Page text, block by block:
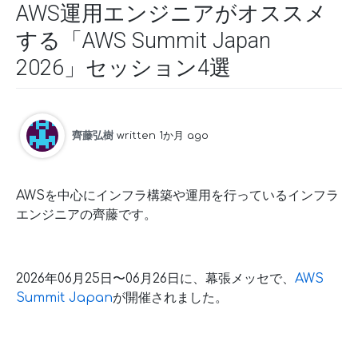
AWS運用エンジニアがオススメ
する「AWS Summit Japan
2026」セッション4選
齊藤弘樹 written 1か月 ago
AWSを中心にインフラ構築や運用を行っているインフラ
エンジニアの齊藤です。
2026年06月25日〜06月26日に、幕張メッセで、 AWS
Summit Japanが開催されました。